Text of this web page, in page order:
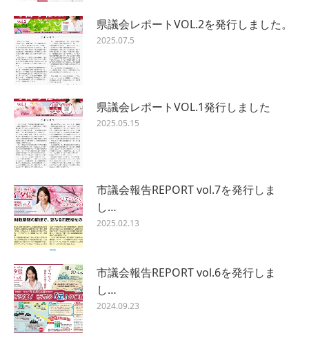
県議会レポートVOL.2を発行しました。
2025.07.5
県議会レポートVOL.1発行しました
2025.05.15
市議会報告REPORT vol.7を発行しま
し…
2025.02.13
市議会報告REPORT vol.6を発行しま
し…
2024.09.23